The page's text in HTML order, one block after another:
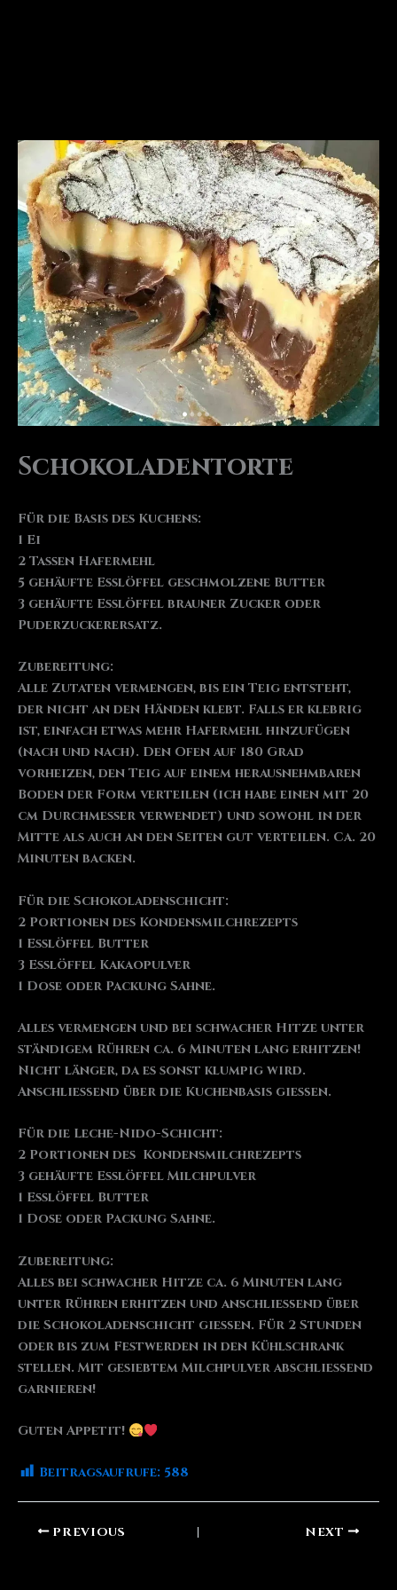
Schokoladentorte
Für die Basis des Kuchens:
1 Ei
2 Tassen Hafermehl
5 gehäufte Esslöffel geschmolzene Butter
3 gehäufte Esslöffel brauner Zucker oder
Puderzuckerersatz.
Zubereitung:
Alle Zutaten vermengen, bis ein Teig entsteht,
der nicht an den Händen klebt. Falls er klebrig
ist, einfach etwas mehr Hafermehl hinzufügen
(nach und nach). Den Ofen auf 180 Grad
vorheizen, den Teig auf einem herausnehmbaren
Boden der Form verteilen (ich habe einen mit 20
cm Durchmesser verwendet) und sowohl in der
Mitte als auch an den Seiten gut verteilen. Ca. 20
Minuten backen.
Für die Schokoladenschicht:
2 Portionen des Kondensmilchrezepts
1 Esslöffel Butter
3 Esslöffel Kakaopulver
1 Dose oder Packung Sahne.
Alles vermengen und bei schwacher Hitze unter
ständigem Rühren ca. 6 Minuten lang erhitzen!
Nicht länger, da es sonst klumpig wird.
Anschließend über die Kuchenbasis gießen.
Für die Leche-Nido-Schicht:
2 Portionen des Kondensmilchrezepts
3 gehäufte Esslöffel Milchpulver
1 Esslöffel Butter
1 Dose oder Packung Sahne.
Zubereitung:
Alles bei schwacher Hitze ca. 6 Minuten lang
unter Rühren erhitzen und anschließend über
die Schokoladenschicht gießen. Für 2 Stunden
oder bis zum Festwerden in den Kühlschrank
stellen. Mit gesiebtem Milchpulver abschließend
garnieren!
Guten Appetit!
Beitragsaufrufe: 588
PREVIOUS NEXT